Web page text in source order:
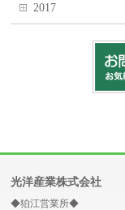
2017
光洋産業株式会社
◆狛江営業所◆